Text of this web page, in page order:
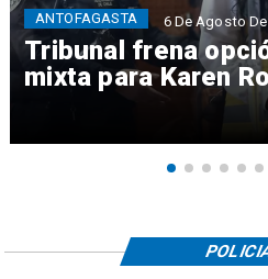
Tribunal frena
mixta para Karen
ANTOFAGASTA 6 De Agosto